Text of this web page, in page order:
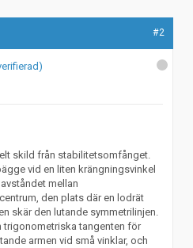
#2
skild från stabilitetsomfånget.
vid en liten krängningsvinkel
mellan
den plats där en lodrät
skär den lutande symmetrilinjen.
trigonometriska tangenten för
armen vid små vinklar, och